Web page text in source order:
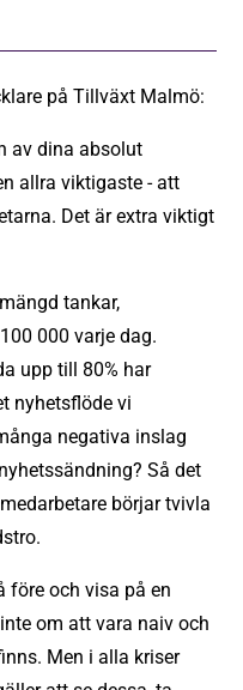
på Tillväxt Malmö:
av dina absolut
allra viktigaste - att
Det är extra viktigt
tankar,
000 varje dag.
upp till 80% har
nyhetsflöde vi
negativa inslag
Så det
börjar tvivla
före och visa på en
om att vara naiv och
Men i alla kriser